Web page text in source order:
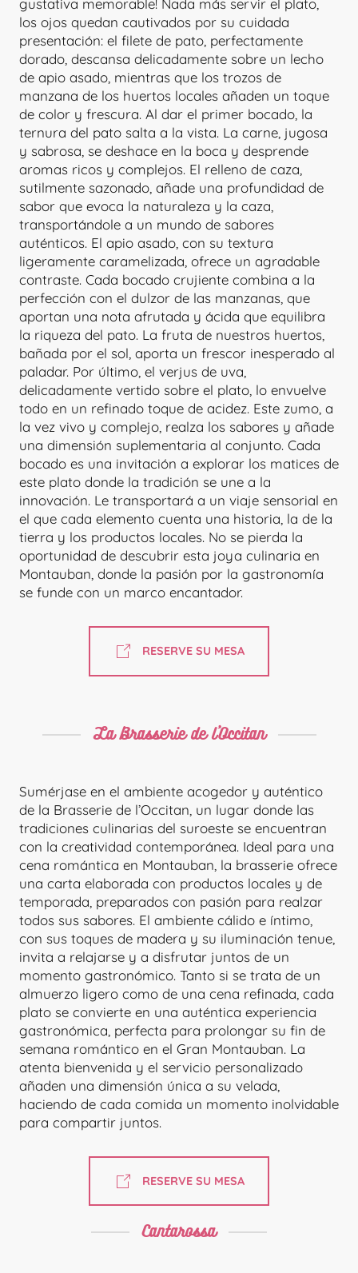
gustativa memorable! Nada más servir el plato,
los ojos quedan cautivados por su cuidada
presentación: el filete de pato, perfectamente
dorado, descansa delicadamente sobre un lecho
de apio asado, mientras que los trozos de
manzana de los huertos locales añaden un toque
de color y frescura. Al dar el primer bocado, la
ternura del pato salta a la vista. La carne, jugosa
y sabrosa, se deshace en la boca y desprende
aromas ricos y complejos. El relleno de caza,
sutilmente sazonado, añade una profundidad de
sabor que evoca la naturaleza y la caza,
transportándole a un mundo de sabores
auténticos. El apio asado, con su textura
ligeramente caramelizada, ofrece un agradable
contraste. Cada bocado crujiente combina a la
perfección con el dulzor de las manzanas, que
aportan una nota afrutada y ácida que equilibra
la riqueza del pato. La fruta de nuestros huertos,
bañada por el sol, aporta un frescor inesperado al
paladar. Por último, el verjus de uva,
delicadamente vertido sobre el plato, lo envuelve
todo en un refinado toque de acidez. Este zumo, a
la vez vivo y complejo, realza los sabores y añade
una dimensión suplementaria al conjunto. Cada
bocado es una invitación a explorar los matices de
este plato donde la tradición se une a la
innovación. Le transportará a un viaje sensorial en
el que cada elemento cuenta una historia, la de la
tierra y los productos locales. No se pierda la
oportunidad de descubrir esta joya culinaria en
Montauban, donde la pasión por la gastronomía
se funde con un marco encantador.
RESERVE SU MESA
La Brasserie de l'Occitan
Sumérjase en el ambiente acogedor y auténtico
de la Brasserie de l’Occitan, un lugar donde las
tradiciones culinarias del suroeste se encuentran
con la creatividad contemporánea. Ideal para una
cena romántica en Montauban, la brasserie ofrece
una carta elaborada con productos locales y de
temporada, preparados con pasión para realzar
todos sus sabores. El ambiente cálido e íntimo,
con sus toques de madera y su iluminación tenue,
invita a relajarse y a disfrutar juntos de un
momento gastronómico. Tanto si se trata de un
almuerzo ligero como de una cena refinada, cada
plato se convierte en una auténtica experiencia
gastronómica, perfecta para prolongar su fin de
semana romántico en el Gran Montauban. La
atenta bienvenida y el servicio personalizado
añaden una dimensión única a su velada,
haciendo de cada comida un momento inolvidable
para compartir juntos.
RESERVE SU MESA
Cantarossa